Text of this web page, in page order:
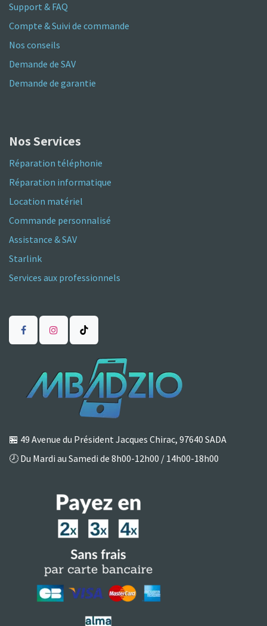
Support & FAQ
Compte & Suivi de commande
Nos conseils
Demande de SAV
Demande de garantie
Nos Services
Réparation téléphonie
Réparation informatique
Location matériel
Commande personnalisé
Assistance & SAV
Starlink
Services aux professionnels
🏪 49 Avenue du Président Jacques Chirac, 97640 SADA
🕗 Du Mardi au Samedi de 8h00-12h00 / 14h00-18h00